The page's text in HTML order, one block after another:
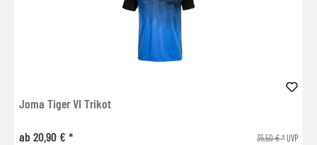
Joma Tiger VI Trikot
ab 20,90 € * 35,50 € *UVP